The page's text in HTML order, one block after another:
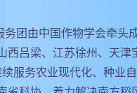
务团由中国作物学会牵
西吕梁、江苏徐州、天
服务农业现代化、种业